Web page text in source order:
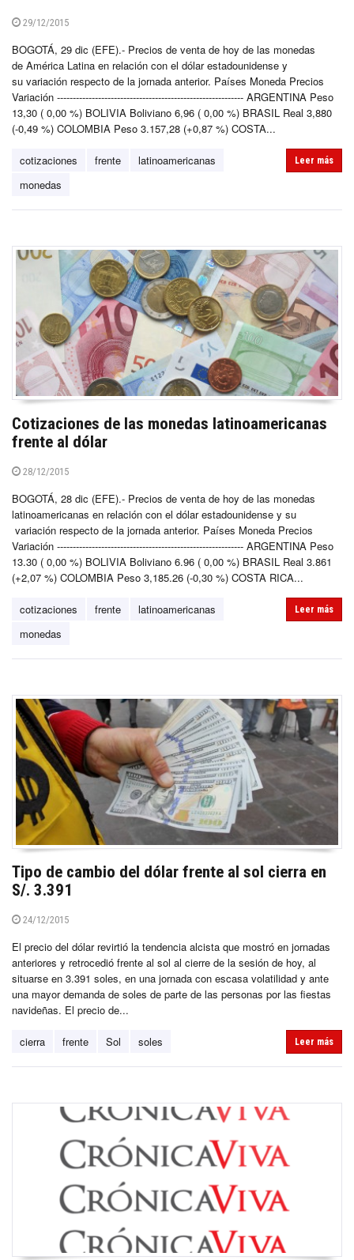
29/12/2015
BOGOTÁ, 29 dic (EFE).- Precios de venta de hoy de las monedas
de América Latina en relación con el dólar estadounidense y
su variación respecto de la jornada anterior. Países Moneda Precios
Variación ----------------------------------------------------------- ARGENTINA Peso
13,30 ( 0,00 %) BOLIVIA Boliviano 6,96 ( 0,00 %) BRASIL Real 3,880
(-0,49 %) COLOMBIA Peso 3.157,28 (+0,87 %) COSTA...
cotizaciones frente
latinoamericanas
monedas
Leer más
Cotizaciones de las monedas latinoamericanas
frente al dólar
28/12/2015
BOGOTÁ, 28 dic (EFE).- Precios de venta de hoy de las monedas
latinoamericanas en relación con el dólar estadounidense y su
variación respecto de la jornada anterior. Países Moneda Precios
Variación ----------------------------------------------------------- ARGENTINA Peso
13.30 ( 0,00 %) BOLIVIA Boliviano 6.96 ( 0,00 %) BRASIL Real 3.861
(+2,07 %) COLOMBIA Peso 3,185.26 (-0,30 %) COSTA RICA...
cotizaciones frente
latinoamericanas
monedas
Leer más
Tipo de cambio del dólar frente al sol cierra en
S/. 3.391
24/12/2015
El precio del dólar revirtió la tendencia alcista que mostró en jornadas
anteriores y retrocedió frente al sol al cierre de la sesión de hoy, al
situarse en 3.391 soles, en una jornada con escasa volatilidad y ante
una mayor demanda de soles de parte de las personas por las fiestas
navideñas. El precio de...
cierra frente Sol soles Leer más